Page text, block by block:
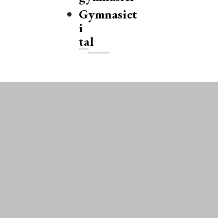
Gymnasiet
i
tal